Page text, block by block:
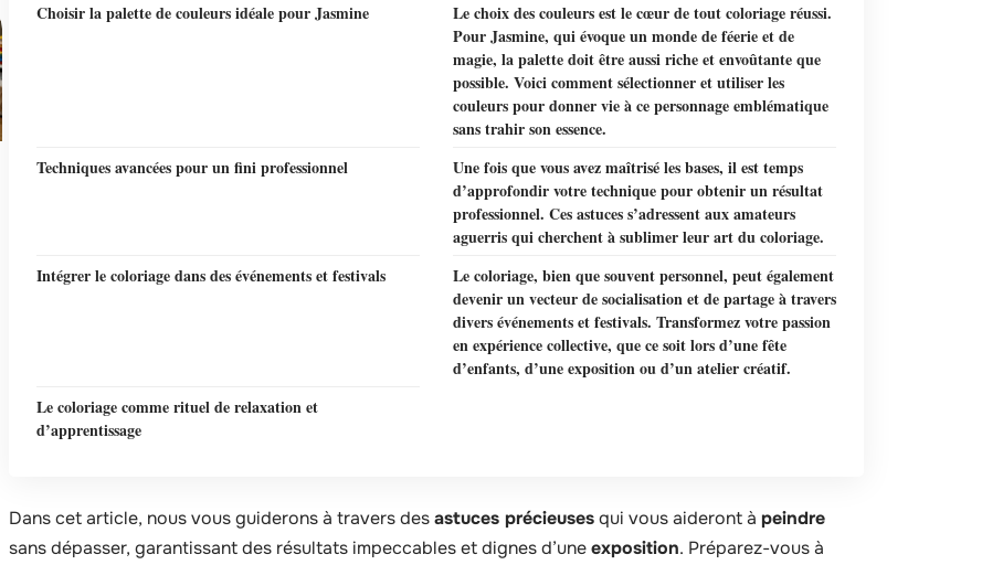
Choisir la palette de couleurs idéale pour Jasmine
Le choix des couleurs est le cœur de tout coloriage réussi.
Pour Jasmine, qui évoque un monde de féerie et de
magie, la palette doit être aussi riche et envoûtante que
possible. Voici comment sélectionner et utiliser les
couleurs pour donner vie à ce personnage emblématique
sans trahir son essence.
Techniques avancées pour un fini professionnel
Une fois que vous avez maîtrisé les bases, il est temps
d’approfondir votre technique pour obtenir un résultat
professionnel. Ces astuces s’adressent aux amateurs
aguerris qui cherchent à sublimer leur art du coloriage.
Intégrer le coloriage dans des événements et festivals
Le coloriage, bien que souvent personnel, peut également
devenir un vecteur de socialisation et de partage à travers
divers événements et festivals. Transformez votre passion
en expérience collective, que ce soit lors d’une fête
d’enfants, d’une exposition ou d’un atelier créatif.
Le coloriage comme rituel de relaxation et
d’apprentissage
Dans cet article, nous vous guiderons à travers desastuces précieusesqui vous aideront à peindre
sans dépasser, garantissant des résultats impeccables et dignes d’uneexposition. Préparez-vous à